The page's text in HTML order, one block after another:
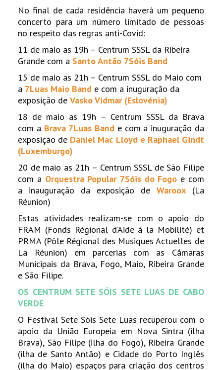
No final de cada residência haverá um pequeno
concerto para um número limitado de pessoas
no respeito das regras anti-Covid:
11 de maio as 19h – Centrum SSSL da Ribeira
Grande com a Santo Antão 7Sóis Band
15 de maio as 21h – Centrum SSSL do Maio com
a 7Luas Maio Band e com a inuguração da
exposição deVasko Vidmar (Eslovénia)
18 de maio as 19h – Centrum SSSL da Brava
com a Brava 7Luas Band e com a inuguração da
exposição de Daniel Mac Lloyd e Raphael Gindt
(Luxemburgo)
20 de maio as 21h – Centrum SSSL de São Filipe
com a Orquestra Popular 7Sóis do Fogo e com
a inauguração da exposição de Waroox(La
Réunion)
Estas atividades realizam-se com o apoio do
FRAM (Fonds Régional d’Aide à la Mobilité) et
PRMA (Pôle Régional des Musiques Actuelles de
La Réunion) em parcerias com as Câmaras
Municipais da Brava, Fogo, Maio, Ribeira Grande
e São Filipe.
OS CENTRUM SETE SÓIS SETE LUAS DE CABO
VERDE
O Festival Sete Sóis Sete Luas recuperou com o
apoio da União Europeia em Nova Sintra (ilha
Brava), São Filipe (ilha do Fogo), Ribeira Grande
(ilha de Santo Antão) e Cidade do Porto Inglês
(ilha do Maio) espaços para criação dos centros